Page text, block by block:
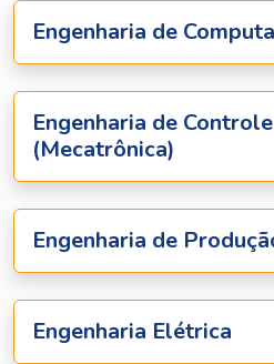
Engenharia de
Engenharia de
(Mecatrônica)
Engenharia de
Engenharia Elétrica